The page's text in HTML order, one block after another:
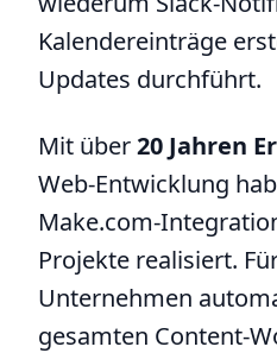
Kalendereinträge
Updates durchführt.
Mit über20 Jahren
Web-Entwicklung
Make.com-
Projekte realisiert.
Unternehmen
gesamten Content-